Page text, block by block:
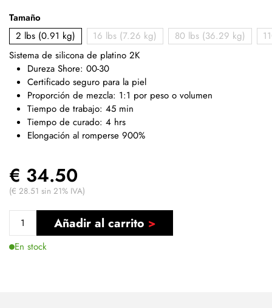
Tamaño
2 lbs (0.91 kg)
16 lbs (7.26 kg) 80 lbs (36.29 kg)
Sistema de silicona de platino 2K
Dureza Shore: 00-30
Certificado seguro para la piel
Proporción de mezcla: 1:1 por peso o volumen
Tiempo de trabajo: 45 min
Tiempo de curado: 4 hrs
Elongación al romperse 900%
€ 34.50
(€ 28.51 sin 21% IVA)
Añadir al carrito
En stock